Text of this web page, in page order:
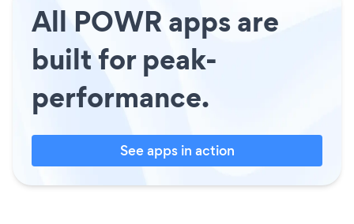
All POWR apps are
built for peak-
performance.
See apps in action